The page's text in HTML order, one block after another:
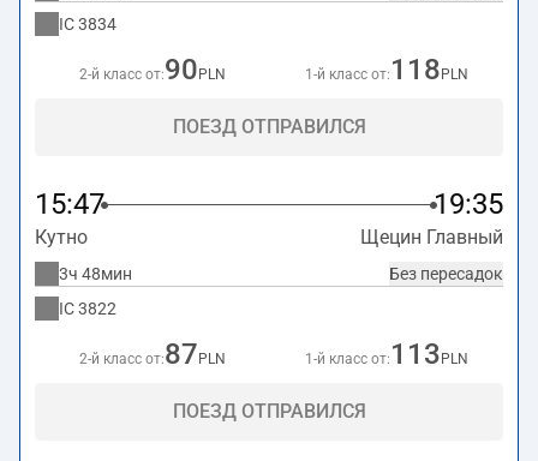
IC3834
2-й класс от:90 PLN 1-й класс от: 118 PLN
ПОЕЗД ОТПРАВИЛСЯ
15:47 19:35
Кутно Щецин Главный
Без пересадок
3ч 48мин
IC3822
2-й класс от:87 PLN 1-й класс от: 113 PLN
ПОЕЗД ОТПРАВИЛСЯ